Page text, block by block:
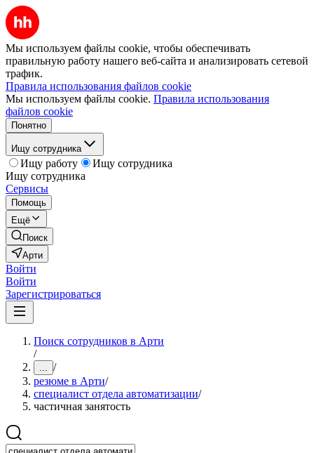
Мы используем файлы cookie, чтобы обеспечивать
правильную работу нашего веб-сайта и анализировать сетевой
трафик.
Правила использования файлов cookie
Мы используем файлы cookie. Правила использования
файлов cookie
Понятно
Ищу сотрудника
Ищу работу
Ищу сотрудника
Ищу сотрудника
Сервисы
Помощь
Ещё
Поиск
Арти
Войти
Войти
Зарегистрироваться
Поиск сотрудников в Арти
/
... /
резюме в Арти/
специалист отдела автоматизации/
частичная занятость